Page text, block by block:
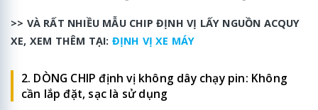
>> VÀ RẤT NHIỀU MẪU CHIP ĐỊNH VỊ LẤY NGUỒN ACQUY
XE, XEM THÊM TẠI: ĐỊNH VỊ XE MÁY
2. DÒNG CHIP định vị không dây chạy pin: Không
cần lắp đặt, sạc là sử dụng